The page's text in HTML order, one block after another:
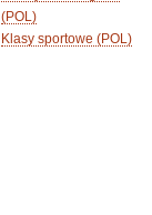
(POL)
Klasy sportowe (POL)